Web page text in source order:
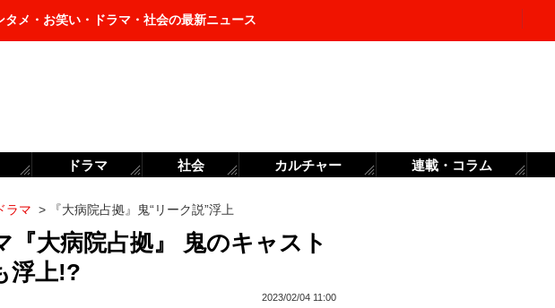
タメ・お笑い・ドラマ・社会の最新ニュース
ラマ > 『大病院占拠』鬼“リーク説”浮上
『大病院占拠』 鬼のキャスト
浮上!?
2023/02/04 11:00
ドラマ 社会 カルチャー 連載・コラム